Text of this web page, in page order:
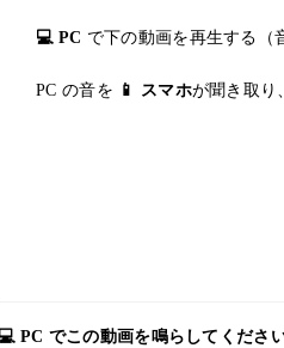
💻 PC で下の動画を再生する（
PC の音を 📱 スマホが聞き取り
💻 PC でこの動画を鳴らしてくださ